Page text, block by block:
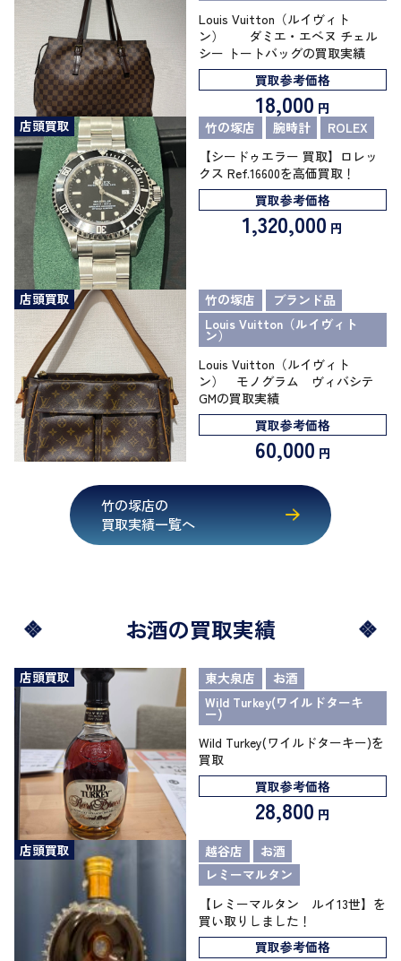
Louis Vuitton（ルイヴィト
ン） ダミエ・エベヌ チェル
シー トートバッグの買取実績
買取参考価格
18,000 円
店頭買取
竹の塚店 腕時計
ROLEX
【シードゥエラー 買取】ロレッ
クス Ref.16600を高価買取！
買取参考価格
1,320,000 円
店頭買取 竹の塚店
ブランド品
Louis Vuitton（ルイヴィト
ン）
Louis Vuitton（ルイヴィト
ン） モノグラム ヴィバシテ
GMの買取実績
買取参考価格
60,000 円
竹の塚店の
買取実績一覧へ
お酒の買取実績
店頭買取 東大泉店
お酒
Wild Turkey(ワイルドターキ
ー)
Wild Turkey(ワイルドターキー)を
買取
買取参考価格
28,800 円
店頭買取
越谷店
お酒
レミーマルタン
【レミーマルタン ルイ13世】を
買い取りしました！
買取参考価格